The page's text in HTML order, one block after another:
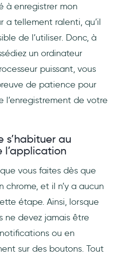
à enregistrer mon
a tellement ralenti, qu’il
de l’utiliser. Donc, à
un ordinateur
puissant, vous
de patience pour
l’enregistrement de votre
s’habituer au
l’application
vous faites dès que
chrome, et il n’y a aucun
étape. Ainsi, lorsque
ne devez jamais être
ou en
sur des boutons. Tout